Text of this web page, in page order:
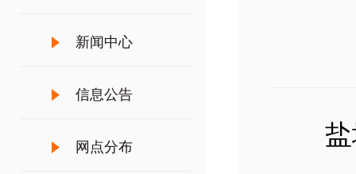
新闻中心
信息公告
网点分布
盐城